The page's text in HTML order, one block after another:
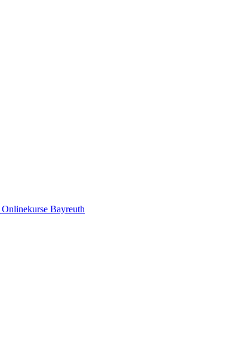
Onlinekurse Bayreuth